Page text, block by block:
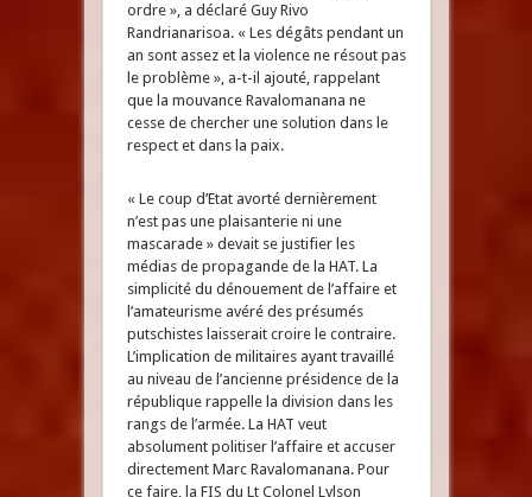
ordre », a déclaré Guy Rivo
Randrianarisoa. « Les dégâts pendant un
an sont assez et la violence ne résout pas
le problème », a-t-il ajouté, rappelant
que la mouvance Ravalomanana ne
cesse de chercher une solution dans le
respect et dans la paix.
« Le coup d’Etat avorté dernièrement
n’est pas une plaisanterie ni une
mascarade » devait se justifier les
médias de propagande de la HAT. La
simplicité du dénouement de l’affaire et
l’amateurisme avéré des présumés
putschistes laisserait croire le contraire.
L’implication de militaires ayant travaillé
au niveau de l’ancienne présidence de la
république rappelle la division dans les
rangs de l’armée. La HAT veut
absolument politiser l’affaire et accuser
directement Marc Ravalomanana. Pour
ce faire, la FIS du Lt Colonel Lylson